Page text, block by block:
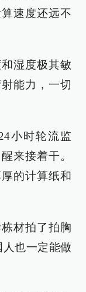
速度还远不
湿度极其敏
能力，一切
小时轮流监
来接着干。
的计算纸和
材拍了拍胸
也一定能做